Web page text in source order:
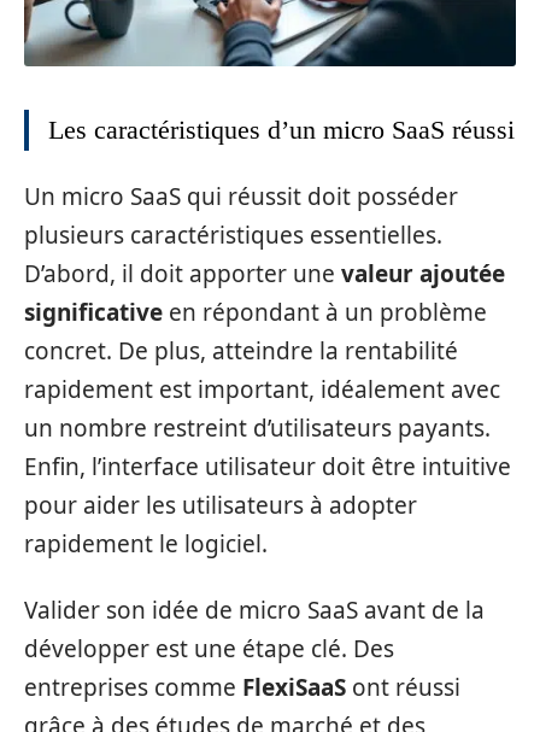
Les caractéristiques d’un micro SaaS réussi
Un micro SaaS qui réussit doit posséder
plusieurs caractéristiques essentielles.
D’abord, il doit apporter une valeur ajoutée
significative en répondant à un problème
concret. De plus, atteindre la rentabilité
rapidement est important, idéalement avec
un nombre restreint d’utilisateurs payants.
Enfin, l’interface utilisateur doit être intuitive
pour aider les utilisateurs à adopter
rapidement le logiciel.
Valider son idée de micro SaaS avant de la
développer est une étape clé. Des
entreprises comme FlexiSaaS ont réussi